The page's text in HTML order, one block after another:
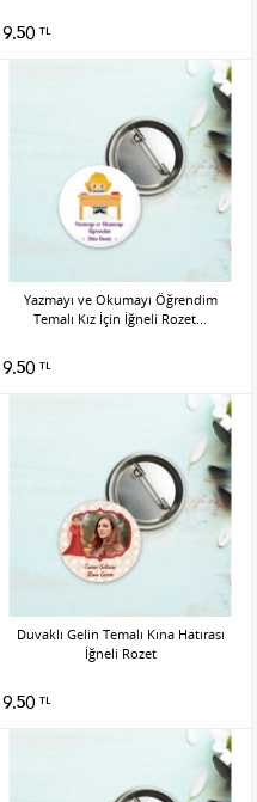
9.50 TL
Yazmayı ve Okumayı Öğrendim
Temalı Kız İçin İğneli Rozet...
9.50 TL
Duvaklı Gelin Temalı Kına Hatırası
İğneli Rozet
9.50 TL